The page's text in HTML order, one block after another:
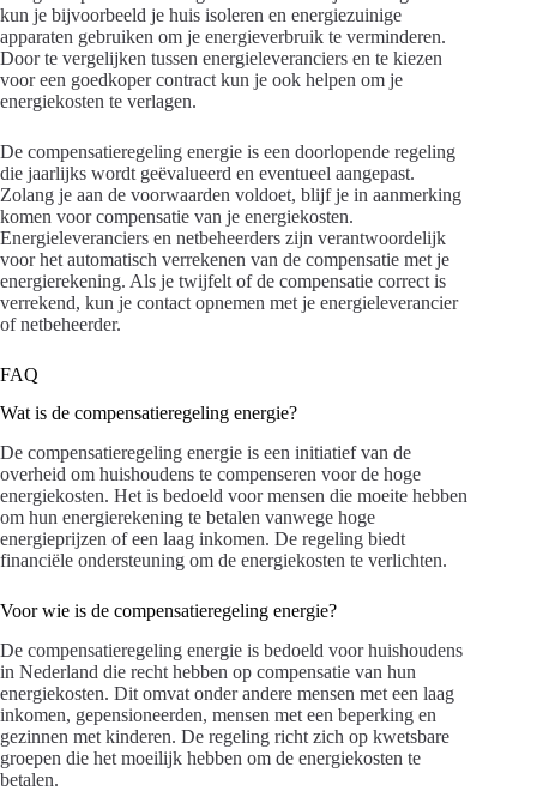
kun je bijvoorbeeld je huis isoleren en energiezuinige
apparaten gebruiken om je energieverbruik te verminderen.
Door te vergelijken tussen energieleveranciers en te kiezen
voor een goedkoper contract kun je ook helpen om je
energiekosten te verlagen.
De compensatieregeling energie is een doorlopende regeling
die jaarlijks wordt geëvalueerd en eventueel aangepast.
Zolang je aan de voorwaarden voldoet, blijf je in aanmerking
komen voor compensatie van je energiekosten.
Energieleveranciers en netbeheerders zijn verantwoordelijk
voor het automatisch verrekenen van de compensatie met je
energierekening. Als je twijfelt of de compensatie correct is
verrekend, kun je contact opnemen met je energieleverancier
of netbeheerder.
FAQ
Wat is de compensatieregeling energie?
De compensatieregeling energie is een initiatief van de
overheid om huishoudens te compenseren voor de hoge
energiekosten. Het is bedoeld voor mensen die moeite hebben
om hun energierekening te betalen vanwege hoge
energieprijzen of een laag inkomen. De regeling biedt
financiële ondersteuning om de energiekosten te verlichten.
Voor wie is de compensatieregeling energie?
De compensatieregeling energie is bedoeld voor huishoudens
in Nederland die recht hebben op compensatie van hun
energiekosten. Dit omvat onder andere mensen met een laag
inkomen, gepensioneerden, mensen met een beperking en
gezinnen met kinderen. De regeling richt zich op kwetsbare
groepen die het moeilijk hebben om de energiekosten te
betalen.